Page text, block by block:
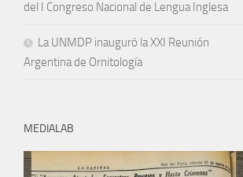
del I Congreso Nacional de Lengua Inglesa
La UNMDP inauguró la XXI Reunión
Argentina de Ornitología
MEDIALAB